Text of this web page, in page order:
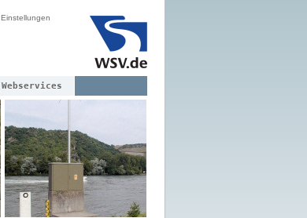
Einstellungen
Webservices